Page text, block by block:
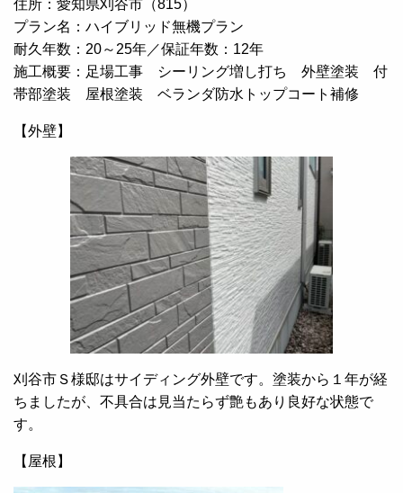
住所：愛知県刈谷市（815）
プラン名：ハイブリッド無機プラン
耐久年数：20～25年／保証年数：12年
施工概要：足場工事 シーリング増し打ち 外壁塗装 付
帯部塗装 屋根塗装 ベランダ防水トップコート補修
【外壁】
刈谷市Ｓ様邸はサイディング外壁です。塗装から１年が経
ちましたが、不具合は見当たらず艶もあり良好な状態で
す。
【屋根】